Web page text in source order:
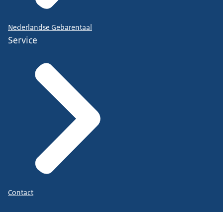
Nederlandse Gebarentaal
Service
Contact